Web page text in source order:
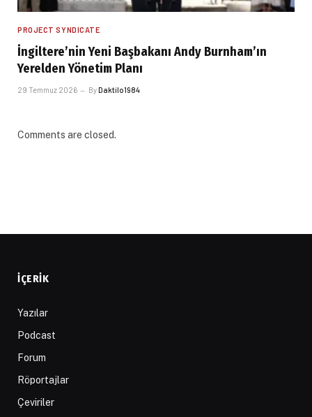
PROJECT SYNDICATE
İngiltere’nin Yeni Başbakanı Andy Burnham’ın
Yerelden Yönetim Planı
29 Temmuz 2026 ByDaktilo1984
Comments are closed.
İÇERIK
Yazılar
Podcast
Forum
Röportajlar
Çeviriler